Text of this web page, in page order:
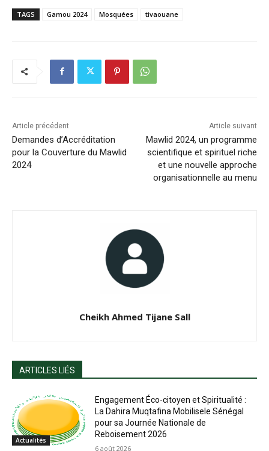
TAGS Gamou 2024 Mosquées tivaouane
Article précédent
Demandes d’Accréditation
pour la Couverture du Mawlid
2024
Article suivant
Mawlid 2024, un programme
scientifique et spirituel riche
et une nouvelle approche
organisationnelle au menu
Cheikh Ahmed Tijane Sall
ARTICLES LIÉS
Actualités
Engagement Éco-citoyen et Spiritualité :
La Dahira Muqtafina Mobilisele Sénégal
pour sa Journée Nationale de
Reboisement 2026
6 août 2026